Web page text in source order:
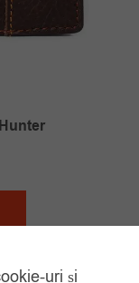
uri și